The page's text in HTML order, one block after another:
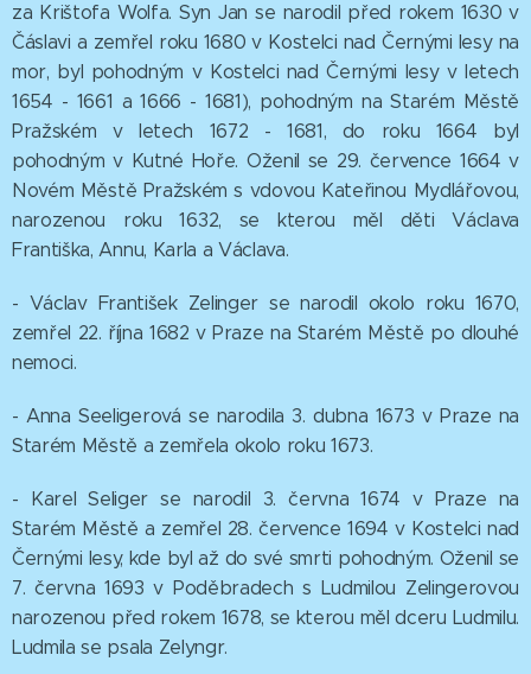
za Krištofa Wolfa. Syn Jan se narodil před rokem 1630 v
Čáslavi a zemřel roku 1680 v Kostelci nad Černými lesy na
mor, byl pohodným v Kostelci nad Černými lesy v letech
1654 - 1661 a 1666 - 1681), pohodným na Starém Městě
Pražském v letech 1672 - 1681, do roku 1664 byl
pohodným v Kutné Hoře. Oženil se 29. července 1664 v
Novém Městě Pražském s vdovou Kateřinou Mydlářovou,
narozenou roku 1632, se kterou měl děti Václava
Františka, Annu, Karla a Václava.
- Václav František Zelinger se narodil okolo roku 1670,
zemřel 22. října 1682 v Praze na Starém Městě po dlouhé
nemoci.
- Anna Seeligerová se narodila 3. dubna 1673 v Praze na
Starém Městě a zemřela okolo roku 1673.
- Karel Seliger se narodil 3. června 1674 v Praze na
Starém Městě a zemřel 28. července 1694 v Kostelci nad
Černými lesy, kde byl až do své smrti pohodným. Oženil se
7. června 1693 v Poděbradech s Ludmilou Zelingerovou
narozenou před rokem 1678, se kterou měl dceru Ludmilu.
Ludmila se psala Zelyngr.